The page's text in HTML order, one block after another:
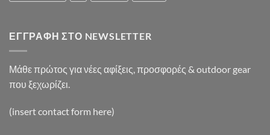
ΕΓΓΡΑΦΉ ΣΤΟ NEWSLETTER
Μάθε πρώτος για νέες αφίξεις, προσφορές & outdoor gear
που ξεχωρίζει.
(insert contact form here)